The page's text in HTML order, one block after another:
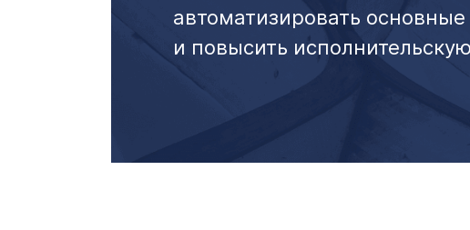
автоматизировать
и повысить